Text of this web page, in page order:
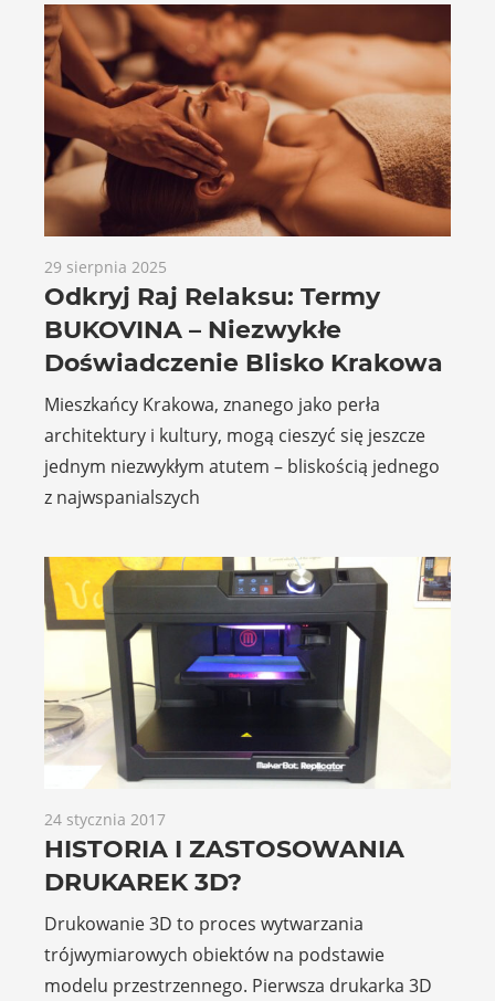
29 sierpnia 2025
Odkryj Raj Relaksu: Termy
BUKOVINA – Niezwykłe
Doświadczenie Blisko Krakowa
Mieszkańcy Krakowa, znanego jako perła
architektury i kultury, mogą cieszyć się jeszcze
jednym niezwykłym atutem – bliskością jednego
z najwspanialszych
24 stycznia 2017
HISTORIA I ZASTOSOWANIA
DRUKAREK 3D?
Drukowanie 3D to proces wytwarzania
trójwymiarowych obiektów na podstawie
modelu przestrzennego. Pierwsza drukarka 3D